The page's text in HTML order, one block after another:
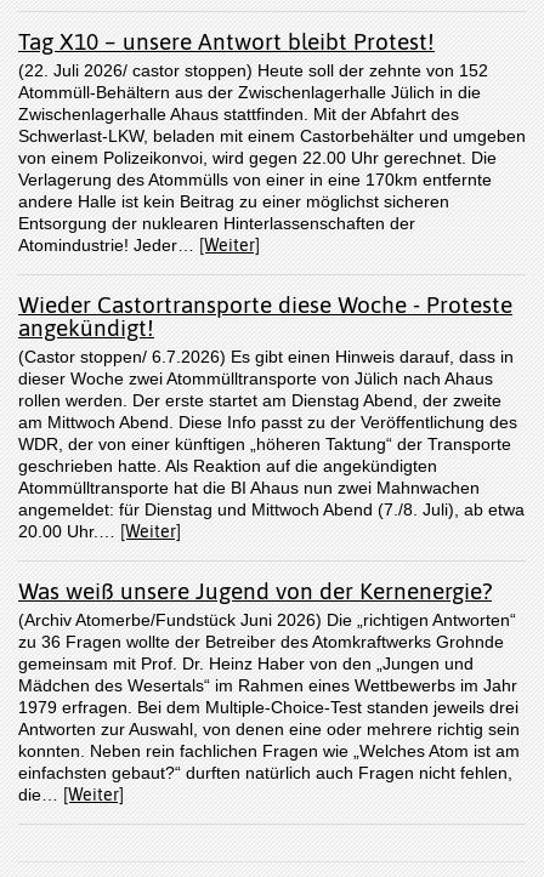
Tag X10 – unsere Antwort bleibt Protest!
(22. Juli 2026/ castor stoppen) Heute soll der zehnte von 152
Atommüll-Behältern aus der Zwischenlagerhalle Jülich in die
Zwischenlagerhalle Ahaus stattfinden. Mit der Abfahrt des
Schwerlast-LKW, beladen mit einem Castorbehälter und umgeben
von einem Polizeikonvoi, wird gegen 22.00 Uhr gerechnet. Die
Verlagerung des Atommülls von einer in eine 170km entfernte
andere Halle ist kein Beitrag zu einer möglichst sicheren
Entsorgung der nuklearen Hinterlassenschaften der
Atomindustrie! Jeder…
[Weiter]
Wieder Castortransporte diese Woche - Proteste
angekündigt!
(Castor stoppen/ 6.7.2026) Es gibt einen Hinweis darauf, dass in
dieser Woche zwei Atommülltransporte von Jülich nach Ahaus
rollen werden. Der erste startet am Dienstag Abend, der zweite
am Mittwoch Abend. Diese Info passt zu der Veröffentlichung des
WDR, der von einer künftigen „höheren Taktung“ der Transporte
geschrieben hatte. Als Reaktion auf die angekündigten
Atommülltransporte hat die BI Ahaus nun zwei Mahnwachen
angemeldet: für Dienstag und Mittwoch Abend (7./8. Juli), ab etwa
20.00 Uhr.…
[Weiter]
Was weiß unsere Jugend von der Kernenergie?
(Archiv Atomerbe/Fundstück Juni 2026) Die „richtigen Antworten“
zu 36 Fragen wollte der Betreiber des Atomkraftwerks Grohnde
gemeinsam mit Prof. Dr. Heinz Haber von den „Jungen und
Mädchen des Wesertals“ im Rahmen eines Wettbewerbs im Jahr
1979 erfragen. Bei dem Multiple-Choice-Test standen jeweils drei
Antworten zur Auswahl, von denen eine oder mehrere richtig sein
konnten. Neben rein fachlichen Fragen wie „Welches Atom ist am
einfachsten gebaut?“ durften natürlich auch Fragen nicht fehlen,
die…
[Weiter]